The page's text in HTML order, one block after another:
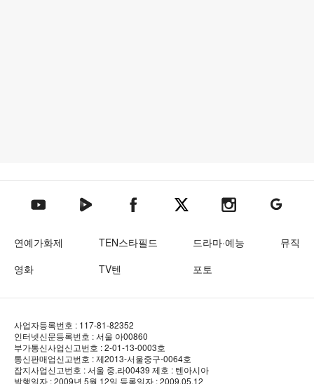
텐아시아 유튜브텐아시아 네이버TV텐아시아 페이스북텐아시아 엑스텐아시아 인스타그램
텐아시아
연예가화제 TEN스타필드 드라마·예능
뮤직
영화
TV텐 포토
사업자등록번호 : 117-81-82352
인터넷신문등록번호 : 서울 아00860
부가통신사업신고번호 : 2-01-13-0003호
통신판매업신고번호 : 제2013-서울중구-0064호
잡지사업신고번호 : 서울 중.라00439 제호 : 텐아시아
발행일자 : 2009년 5월 12일 등록일자 : 2009.05.12